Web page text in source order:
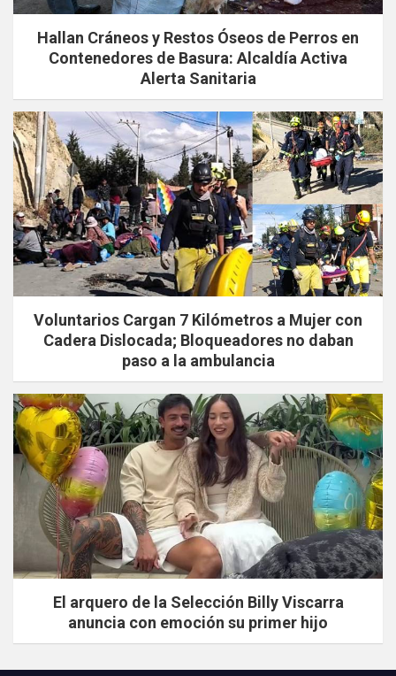
Hallan Cráneos y Restos Óseos de Perros en
Contenedores de Basura: Alcaldía Activa
Alerta Sanitaria
Voluntarios Cargan 7 Kilómetros a Mujer con
Cadera Dislocada; Bloqueadores no daban
paso a la ambulancia
El arquero de la Selección Billy Viscarra
anuncia con emoción su primer hijo